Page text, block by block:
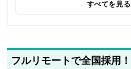
すべてを見る
フルリモートで全国採用